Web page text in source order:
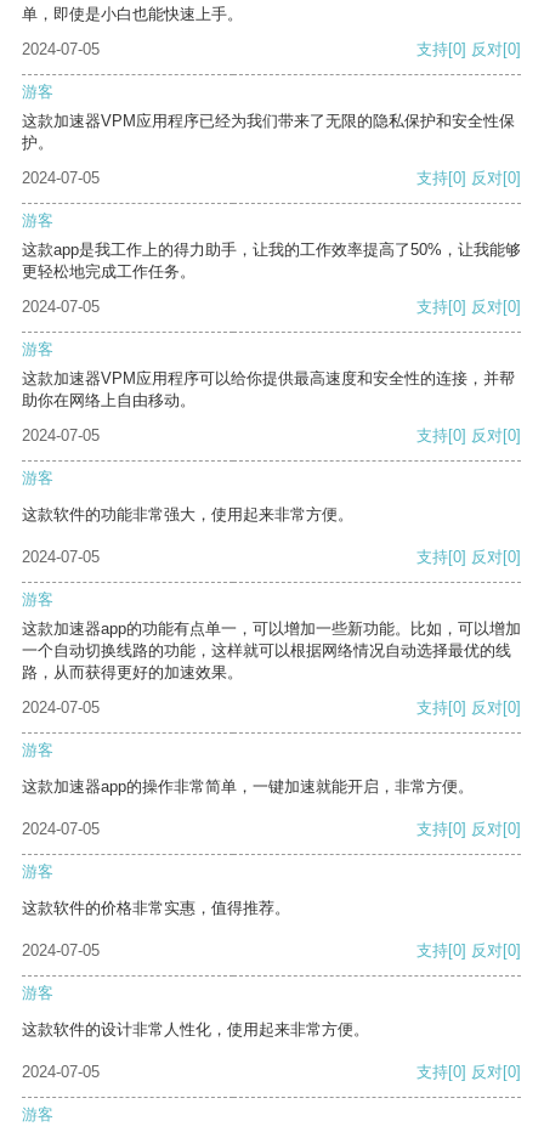
单，即使是小白也能快速上手。
2024-07-05
支持[0] 反对[0]
游客
这款加速器VPM应用程序已经为我们带来了无限的隐私保护和安全性保
护。
2024-07-05
支持[0] 反对[0]
游客
这款app是我工作上的得力助手，让我的工作效率提高了50%，让我能够
更轻松地完成工作任务。
2024-07-05
支持[0] 反对[0]
游客
这款加速器VPM应用程序可以给你提供最高速度和安全性的连接，并帮
助你在网络上自由移动。
2024-07-05
支持[0] 反对[0]
游客
这款软件的功能非常强大，使用起来非常方便。
2024-07-05 支持[0] 反对[0]
游客
这款加速器app的功能有点单一，可以增加一些新功能。比如，可以增加
一个自动切换线路的功能，这样就可以根据网络情况自动选择最优的线
路，从而获得更好的加速效果。
2024-07-05
支持[0] 反对[0]
游客
这款加速器app的操作非常简单，一键加速就能开启，非常方便。
2024-07-05 支持[0] 反对[0]
游客
这款软件的价格非常实惠，值得推荐。
2024-07-05 支持[0] 反对[0]
游客
这款软件的设计非常人性化，使用起来非常方便。
2024-07-05 支持[0] 反对[0]
游客